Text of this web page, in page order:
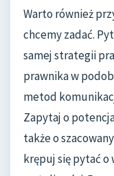
Warto również
chcemy zadać.
samej strategii
prawnika w
metod
Zapytaj o
także o
krępuj się pytać